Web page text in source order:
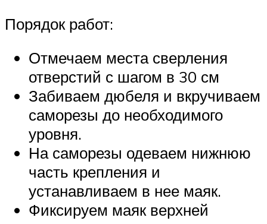
Порядок работ:
Отмечаем места сверления
отверстий с шагом в 30 см
Забиваем дюбеля и вкручиваем
саморезы до необходимого
уровня.
На саморезы одеваем нижнюю
часть крепления и
устанавливаем в нее маяк.
Фиксируем маяк верхней